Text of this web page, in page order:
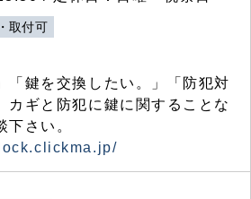
取付可
「鍵を交換したい。」「防犯対
カギと防犯に鍵に関することな
下さい。